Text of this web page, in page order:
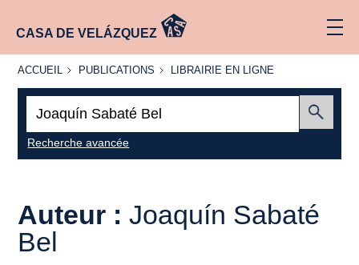
CASA DE VELÁZQUEZ
ACCUEIL
ACCUEIL PUBLICATIONS
PUBLICATIONS
LIBRAIRIE
LIBRAIRIE EN LIGNE
Recherche avancée
Auteur :Joaquín Sabaté
Bel